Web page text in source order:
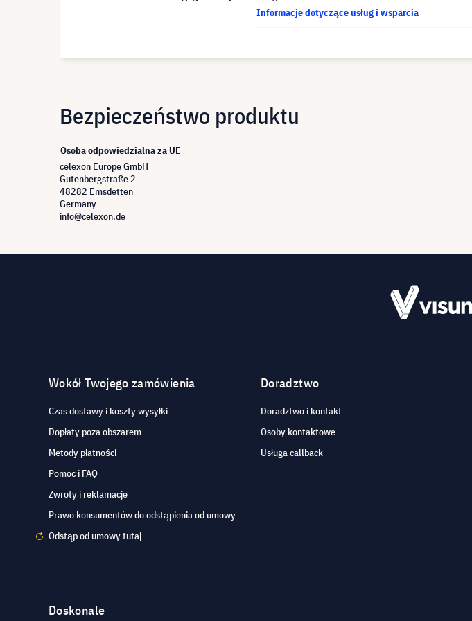
Informacje dotyczące usług i wsparcia
Bezpieczeństwo produktu
Osoba odpowiedzialna za UE
celexon Europe GmbH
Gutenbergstraße 2
48282 Emsdetten
Germany
info@celexon.de
Wokół Twojego zamówienia
Czas dostawy i koszty wysyłki
Dopłaty poza obszarem
Metody płatności
Pomoc i FAQ
Zwroty i reklamacje
Prawo konsumentów do odstąpienia od umowy
Odstąp od umowy tutaj
Doradztwo
Doradztwo i kontakt
Osoby kontaktowe
Usługa callback
Doskonale